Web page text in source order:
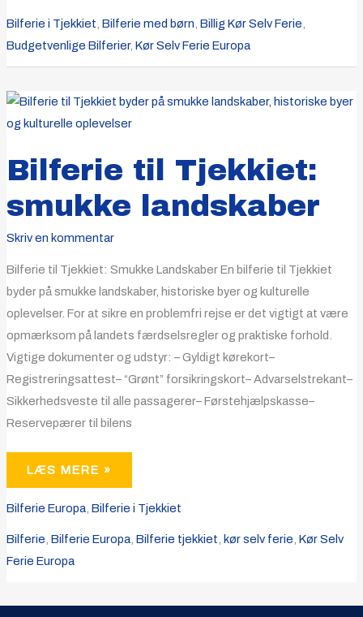
Bilferie i Tjekkiet, Bilferie med børn, Billig Kør Selv Ferie,
Budgetvenlige Bilferier, Kør Selv Ferie Europa
Bilferie til Tjekkiet:
smukke landskaber
Skriv en kommentar
Bilferie til Tjekkiet: Smukke Landskaber En bilferie til Tjekkiet
byder på smukke landskaber, historiske byer og kulturelle
oplevelser. For at sikre en problemfri rejse er det vigtigt at være
opmærksom på landets færdselsregler og praktiske forhold.
Vigtige dokumenter og udstyr: – Gyldigt kørekort–
Registreringsattest– “Grønt” forsikringskort– Advarselstrekant–
Sikkerhedsveste til alle passagerer– Førstehjælpskasse–
Reservepærer til bilens
BILFERIE
TIL
TJEKKIET:
SMUKKE
LÆS MERE »
Bilferie Europa, Bilferie i Tjekkiet
Bilferie, Bilferie Europa, Bilferie tjekkiet, kør selv ferie, Kør Selv
Ferie Europa